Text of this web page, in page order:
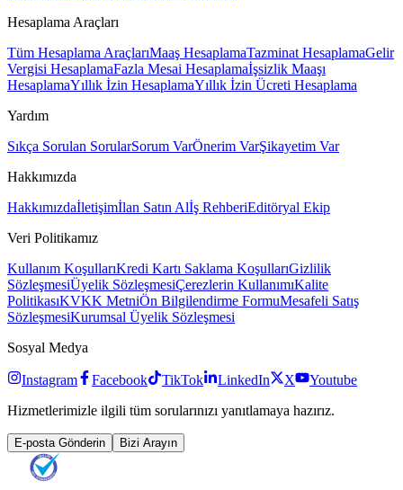
Hesaplama Araçları
Tüm Hesaplama AraçlarıMaaş HesaplamaTazminat HesaplamaGelir
Vergisi HesaplamaFazla Mesai Hesaplamaİşsizlik Maaşı
HesaplamaYıllık İzin HesaplamaYıllık İzin Ücreti Hesaplama
Yardım
Sıkça Sorulan SorularSorum VarÖnerim VarŞikayetim Var
Hakkımızda
Hakkımızdaİletişimİlan Satın Alİş RehberiEditöryal Ekip
Veri Politikamız
Kullanım KoşullarıKredi Kartı Saklama KoşullarıGizlilik
SözleşmesiÜyelik SözleşmesiÇerezlerin KullanımıKalite
PolitikasıKVKK MetniÖn Bilgilendirme FormuMesafeli Satış
SözleşmesiKurumsal Üyelik Sözleşmesi
Sosyal Medya
Instagram Facebook TikTok LinkedIn X
Youtube
Hizmetlerimizle ilgili tüm sorularınızı yanıtlamaya hazırız.
E-posta Gönderin Bizi Arayın